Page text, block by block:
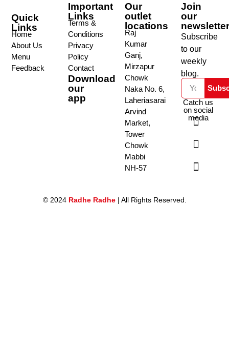
Quick
Links
Home
About Us
Menu
Feedback
Important
Links
Terms &
Conditions
Privacy
Policy
Contact
Download
our
app
Our
outlet
locations
Raj
Kumar
Ganj,
Mirzapur
Chowk
Naka No. 6,
Laheriasarai
Arvind
Market,
Tower
Chowk
Mabbi
NH-57
Join
our
Subscribe
to our
weekly
blog.
Catch us
on social
media
© 2024 Radhe Radhe | All Rights Reserved.